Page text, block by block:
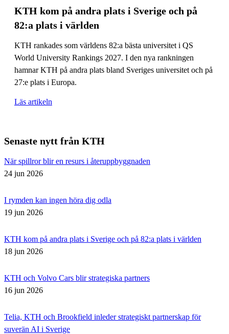
KTH kom på andra plats i Sverige och på
82:a plats i världen
KTH rankades som världens 82:a bästa universitet i QS
World University Rankings 2027. I den nya rankningen
hamnar KTH på andra plats bland Sveriges universitet och på
27:e plats i Europa.
Läs artikeln
Senaste nytt från KTH
När spillror blir en resurs i återuppbyggnaden
24 jun 2026
I rymden kan ingen höra dig odla
19 jun 2026
KTH kom på andra plats i Sverige och på 82:a plats i världen
18 jun 2026
KTH och Volvo Cars blir strategiska partners
16 jun 2026
Telia, KTH och Brookfield inleder strategiskt partnerskap för
suverän AI i Sverige